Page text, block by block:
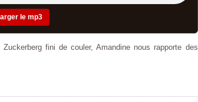
le mp3
fini de couler, Amandine nous rapporte des